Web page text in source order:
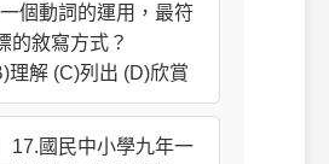
個動詞的運用，最符
的敘寫方式？
理解 (C)列出 (D)欣賞
17.國民中小學九年一